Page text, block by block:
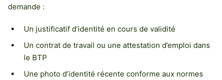
demande :
Un justificatif d’identité en cours de validité
Un contrat de travail ou une attestation d’emploi dans
le BTP
Une photo d’identité récente conforme aux normes